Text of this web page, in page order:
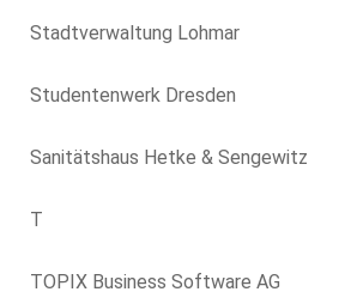
Stadtverwaltung Lohmar
Studentenwerk Dresden
Sanitätshaus Hetke & Sengewitz
T
TOPIX Business Software AG